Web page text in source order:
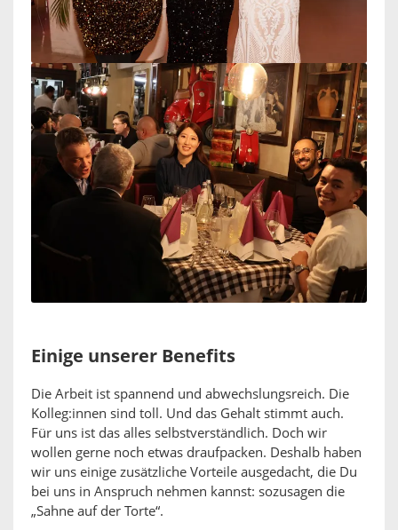
Einige unserer Benefits
Die Arbeit ist spannend und abwechslungsreich. Die
Kolleg:innen sind toll. Und das Gehalt stimmt auch.
Für uns ist das alles selbstverständlich. Doch wir
wollen gerne noch etwas draufpacken. Deshalb haben
wir uns einige zusätzliche Vorteile ausgedacht, die Du
bei uns in Anspruch nehmen kannst: sozusagen die
„Sahne auf der Torte“.